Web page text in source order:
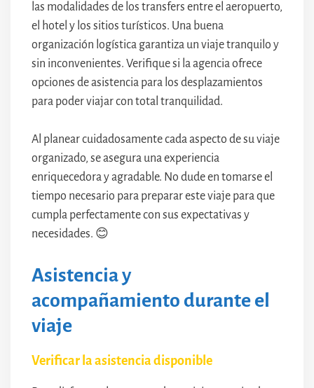
las modalidades de los transfers entre el aeropuerto,
el hotel y los sitios turísticos. Una buena
organización logística garantiza un viaje tranquilo y
sin inconvenientes. Verifique si la agencia ofrece
opciones de asistencia para los desplazamientos
para poder viajar con total tranquilidad.
Al planear cuidadosamente cada aspecto de su viaje
organizado, se asegura una experiencia
enriquecedora y agradable. No dude en tomarse el
tiempo necesario para preparar este viaje para que
cumpla perfectamente con sus expectativas y
necesidades. 😊
Asistencia y
acompañamiento durante el
viaje
Verificar la asistencia disponible